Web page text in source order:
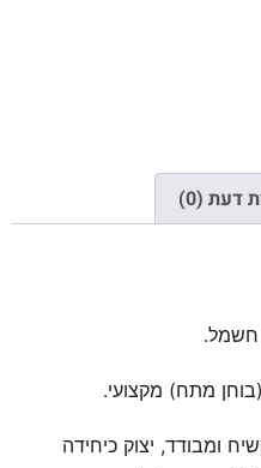
דעת (0)
חשמל.
מתח) מקצועי.
ומבודד, יצוק כיחידה